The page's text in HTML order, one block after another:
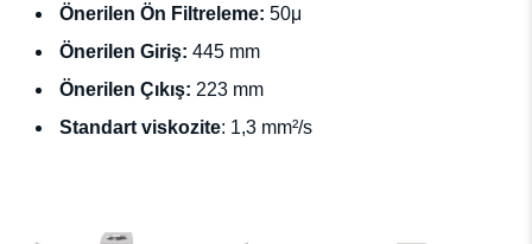
Önerilen Ön Filtreleme: 50μ
Önerilen Giriş: 445 mm
Önerilen Çıkış: 223 mm
Standart viskozite: 1,3 mm²/s